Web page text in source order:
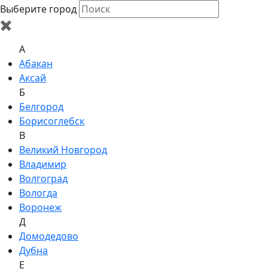
Выберите город
✖
A
Абакан
Аксай
Б
Белгород
Борисоглебск
В
Великий Новгород
Владимир
Волгоград
Вологда
Воронеж
Д
Домодедово
Дубна
Е